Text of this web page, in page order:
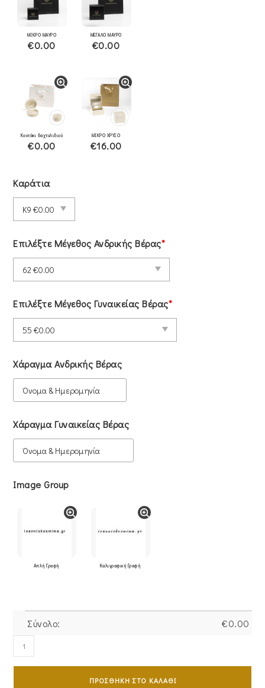
ΜΙΚΡΟ ΜΑΥΡΟ
€0.00
ΜΕΓΑΛΟ ΜΑΥΡΟ
€0.00
Κουτάκι δαχτυλιδιού
€0.00
ΜΙΚΡΟ ΧΡΥΣΟ
€16.00
Καράτια
Επιλέξτε Μέγεθος Ανδρικής Βέρας*
Επιλέξτε Μέγεθος Γυναικείας Βέρας*
Χάραγμα Ανδρικής Βέρας
Χάραγμα Γυναικείας Βέρας
Image Group
Απλή Γραφή Καλιγραφική Γραφή
Σύνολο: €0.00
Ζευγάρι
Βέρες
ΠΡΟΣΘΉΚΗ ΣΤΟ ΚΑΛΆΘΙ